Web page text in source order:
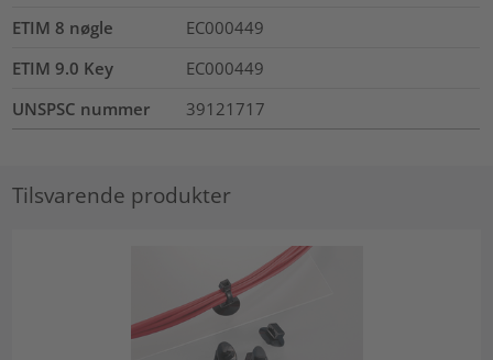
ETIM 8 nøgle
EC000449
ETIM 9.0 Key
EC000449
UNSPSC nummer
39121717
Tilsvarende produkter